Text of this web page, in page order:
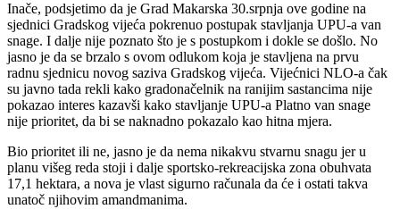
Inače, podsjetimo da je Grad Makarska 30.srpnja ove godine na
sjednici Gradskog vijeća pokrenuo postupak stavljanja UPU-a van
snage. I dalje nije poznato što je s postupkom i dokle se došlo. No
jasno je da se brzalo s ovom odlukom koja je stavljena na prvu
radnu sjednicu novog saziva Gradskog vijeća. Vijećnici NLO-a čak
su javno tada rekli kako gradonačelnik na ranijim sastancima nije
pokazao interes kazavši kako stavljanje UPU-a Platno van snage
nije prioritet, da bi se naknadno pokazalo kao hitna mjera.
Bio prioritet ili ne, jasno je da nema nikakvu stvarnu snagu jer u
planu višeg reda stoji i dalje sportsko-rekreacijska zona obuhvata
17,1 hektara, a nova je vlast sigurno računala da će i ostati takva
unatoč njihovim amandmanima.